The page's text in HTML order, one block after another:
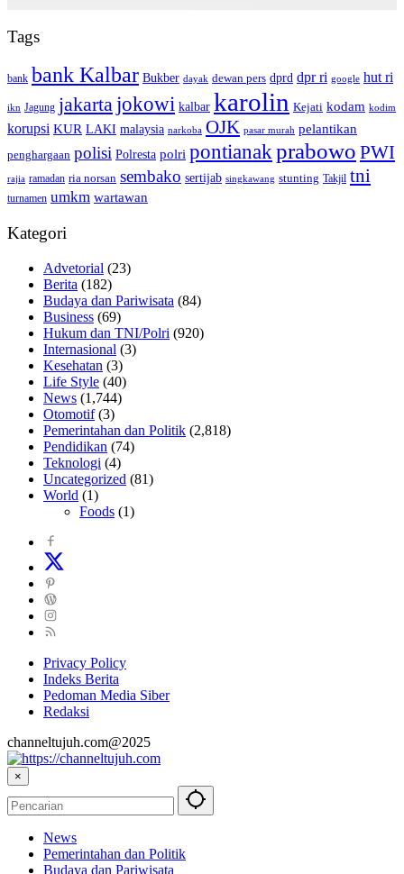
Tags
bank bank Kalbar Bukber dayak dewan pers dprd dpr ri google hut ri
ikn Jagung jakarta jokowi kalbar karolin Kejati kodam kodim
korupsi KUR LAKI malaysia narkoba OJK pasar murah pelantikan
penghargaan polisi Polresta polri pontianakprabowo PWI
rajia ramadan ria norsan sembako sertijab singkawang stunting Takjil tni
turnamen umkm wartawan
Kategori
Advetorial (23)
Berita (182)
Budaya dan Pariwisata (84)
Business (69)
Hukum dan TNI/Polri (920)
Internasional (3)
Kesehatan (3)
Life Style (40)
News (1,744)
Otomotif(3)
Pemerintahan dan Politik (2,818)
Pendidikan (74)
Teknologi (4)
Uncategorized (81)
World (1)
Foods (1)
Privacy Policy
Indeks Berita
Pedoman Media Siber
Redaksi
channeltujuh.com@2025
×
News
Pemerintahan dan Politik
Budaya dan Pariwisata